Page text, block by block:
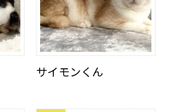
サイモンくん